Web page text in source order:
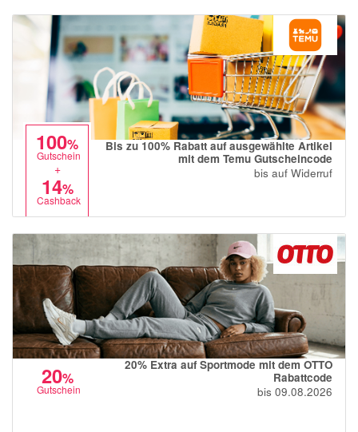
100%
Gutschein
+
14%
Cashback
Bis zu 100% Rabatt auf ausgewählte Artikel
mit dem Temu Gutscheincode
bis auf Widerruf
20%
Gutschein
20% Extra auf Sportmode mit dem OTTO
Rabattcode
bis 09.08.2026